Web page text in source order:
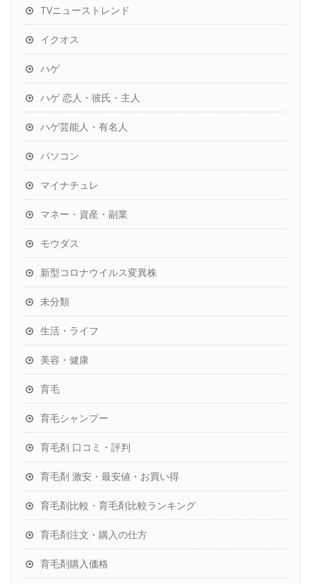
TVニューストレンド
イクオス
ハゲ
ハゲ 恋人・彼氏・主人
ハゲ芸能人・有名人
パソコン
マイナチュレ
マネー・資産・副業
モウダス
新型コロナウイルス変異株
未分類
生活・ライフ
美容・健康
育毛
育毛シャンプー
育毛剤 口コミ・評判
育毛剤 激安・最安値・お買い得
育毛剤比較・育毛剤比較ランキング
育毛剤注文・購入の仕方
育毛剤購入価格